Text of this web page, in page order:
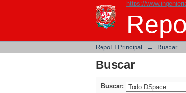
https://
Buscar
RepoFI Principal → Buscar
Buscar
Buscar: